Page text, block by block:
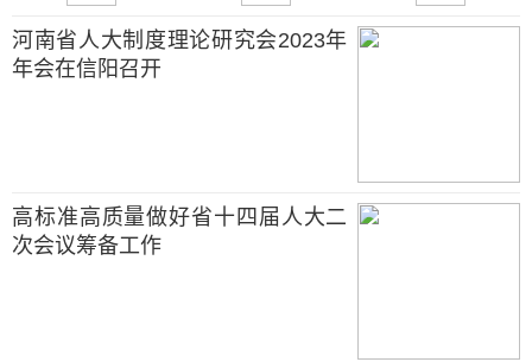
河南省人大制度理论研究会2023年
年会在信阳召开
高标准高质量做好省十四届人大二
次会议筹备工作